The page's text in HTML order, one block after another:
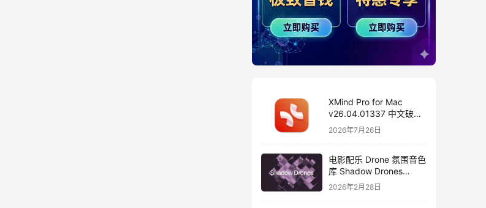
XMind Pro for Mac
v26.04.01337 中文破解
版下载 思维导图软件
2026年7月26日
电影配乐 Drone 氛围音色
库 Shadow Drones
Kontakt 采样库下载
2026年2月28日